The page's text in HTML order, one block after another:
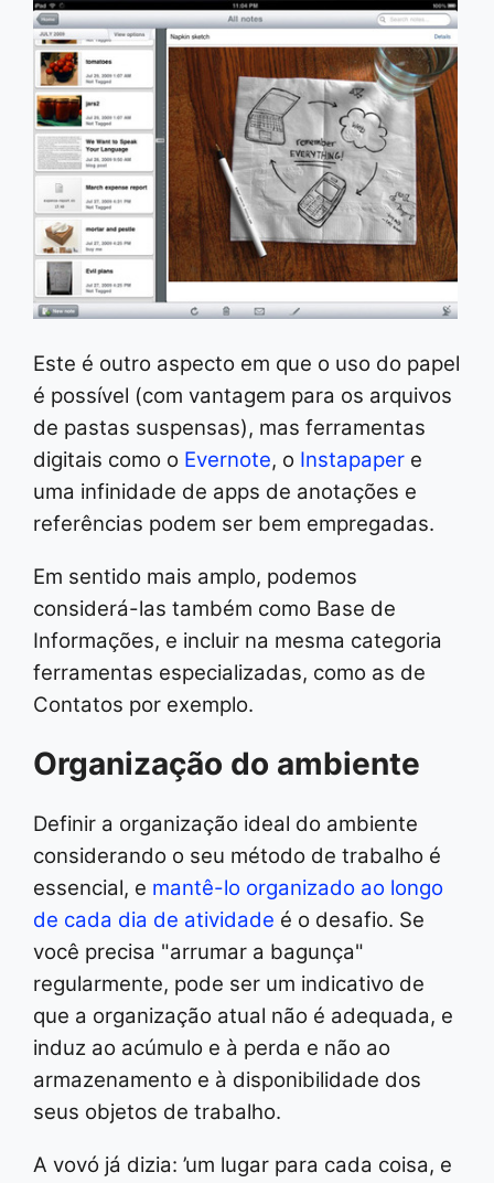
Este é outro aspecto em que o uso do papel
é possível (com vantagem para os arquivos
de pastas suspensas), mas ferramentas
digitais como o Evernote, o Instapapere
uma infinidade de apps de anotações e
referências podem ser bem empregadas.
Em sentido mais amplo, podemos
considerá-las também como Base de
Informações, e incluir na mesma categoria
ferramentas especializadas, como as de
Contatos por exemplo.
Organização do ambiente
Definir a organização ideal do ambiente
considerando o seu método de trabalho é
essencial, e mantê-lo organizado ao longo
de cada dia de atividade é o desafio. Se
você precisa "arrumar a bagunça"
regularmente, pode ser um indicativo de
que a organização atual não é adequada, e
induz ao acúmulo e à perda e não ao
armazenamento e à disponibilidade dos
seus objetos de trabalho.
A vovó já dizia: ’um lugar para cada coisa, e